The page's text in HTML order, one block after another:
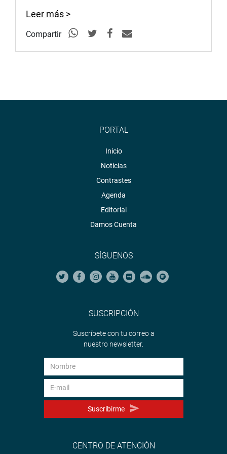
Son proyectos referidos a materias económicas”, reiteró.
OFICINA DE COMUNICACIONES E IMAGEN
Leer más >
Compartir
PORTAL
Inicio
Noticias
Contrastes
Agenda
Editorial
Damos Cuenta
SÍGUENOS
SUSCRIPCIÓN
Suscríbete con tu correo a
nuestro newsletter.
Suscribirme
CENTRO DE ATENCIÓN